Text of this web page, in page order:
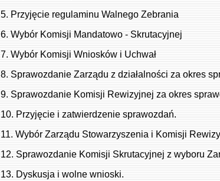
5. Przyjęcie regulaminu Walnego Zebrania
6. Wybór Komisji Mandatowo - Skrutacyjnej
7. Wybór Komisji Wniosków i Uchwał
8. Sprawozdanie Zarządu z działalności za okres
9. Sprawozdanie Komisji Rewizyjnej za okres
10. Przyjęcie i zatwierdzenie sprawozdań.
11. Wybór Zarządu Stowarzyszenia i Komisji
12. Sprawozdanie Komisji Skrutacyjnej z wyboru
13. Dyskusja i wolne wnioski.